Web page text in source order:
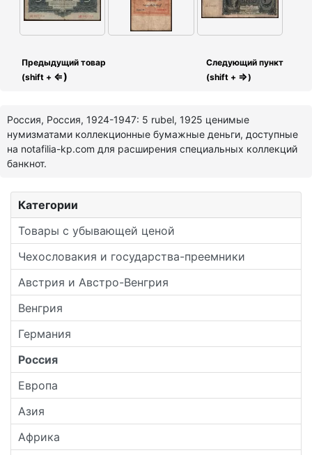
Категории
Товары с убывающей ценой
Чехословакия и государства-преемники
Австрия и Австро-Венгрия
Венгрия
Германия
Россия
Европа
Азия
Африка
Предыдущий товар
(shift + ⇐)
Следующий пункт
(shift + ⇒)
Россия, Россия, 1924-1947: 5 rubel, 1925 ценимые
нумизматами коллекционные бумажные деньги, доступные
на notafilia-kp.com для расширения специальных коллекций
банкнот.